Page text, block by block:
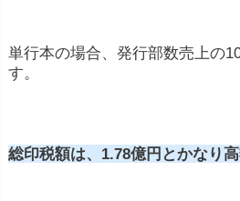
単行本の場合、発行部数売上の
す。
総印税額は、1.78億円とかなり高